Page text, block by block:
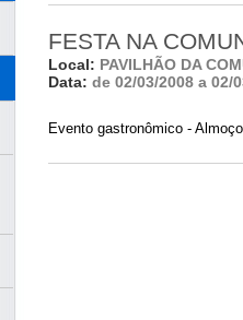
FESTA NA
Local: PAVILHÃO DA
Data: de 02/03/2008 a 02/
Evento gastronômico -